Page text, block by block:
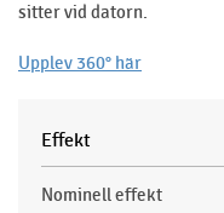
sitter vid datorn.
Upplev 360° här
Effekt
Nominell effekt